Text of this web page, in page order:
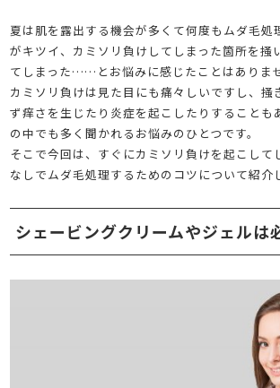
夏は肌を露出する機会が多くて何度もムダ毛処
がキツイ、カミソリ負けしてしまった箇所を掻
てしまった……とお悩みに感じたことはありま
カミソリ負けは見た目にも痛々しいですし、掻
ず痒さを生じたり炎症を起こしたりすることも
の中でも多く聞かれるお悩みのひとつです。
そこで今回は、すぐにカミソリ負けを起こして
なしでムダ毛処理するためのコツについて紹介
シェービングクリームやジェルは